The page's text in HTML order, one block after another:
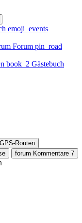
emoji_events
Forum pin_road
book_2 Gästebuch
GPS-Routen
forum Kommentare 7